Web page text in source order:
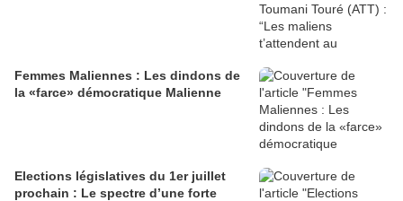
Femmes Maliennes : Les dindons de
la «farce» démocratique Malienne
Elections législatives du 1er juillet
prochain : Le spectre d’une forte